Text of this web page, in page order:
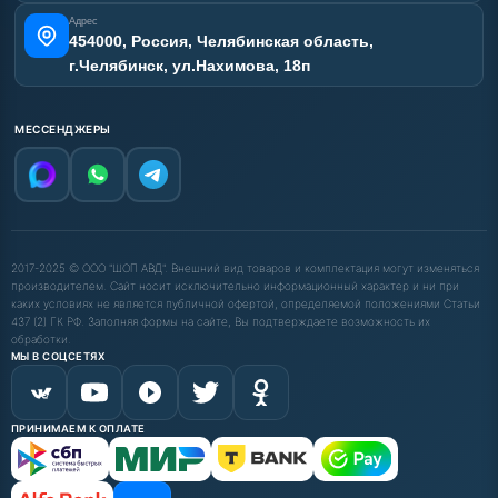
Адрес
454000, Россия, Челябинская область,
г.Челябинск, ул.Нахимова, 18п
МЕССЕНДЖЕРЫ
2017-2025 © ООО "ШОП АВД". Внешний вид товаров и комплектация могут изменяться
производителем. Сайт носит исключительно информационный характер и ни при
каких условиях не является публичной офертой, определяемой положениями Статьи
437 (2) ГК РФ. Заполняя формы на сайте, Вы подтверждаете возможность их
обработки.
МЫ В СОЦСЕТЯХ
ПРИНИМАЕМ К ОПЛАТЕ